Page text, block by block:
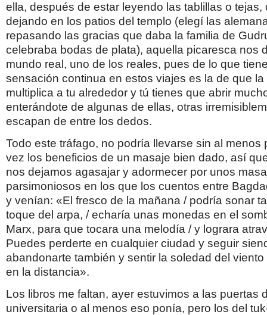
ella, después de estar leyendo las tablillas o tejas,
dejando en los patios del templo (elegí las
repasando las gracias que daba la familia de
celebraba bodas de plata), aquella picaresca nos
mundo real, uno de los reales, pues de lo que
sensación continua en estos viajes es la de que
multiplica a tu alrededor y tú tienes que abrir
enterándote de algunas de ellas, otras
escapan de entre los dedos.
Todo este tráfago, no podría llevarse sin al menos
vez los beneficios de un masaje bien dado, así
nos dejamos agasajar y adormecer por unos
parsimoniosos en los que los cuentos entre
y venían: «El fresco de la mañana / podría sonar
toque del arpa, / echaría unas monedas en el
Marx, para que tocara una melodía / y lograra
Puedes perderte en cualquier ciudad y seguir
abandonarte también y sentir la soledad del
en la distancia».
Los libros me faltan, ayer estuvimos a las puertas
universitaria o al menos eso ponía, pero los del